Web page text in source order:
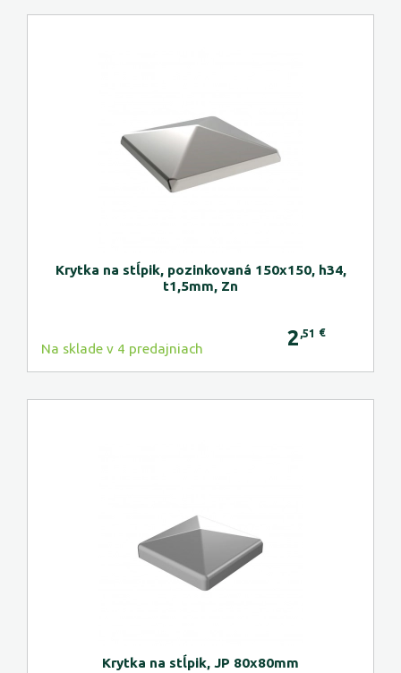
Krytka na stĺpik, pozinkovaná 150x150, h34,
t1,5mm, Zn
Na sklade v 4 predajniach 2 ,51 €
Krytka na stĺpik, JP 80x80mm